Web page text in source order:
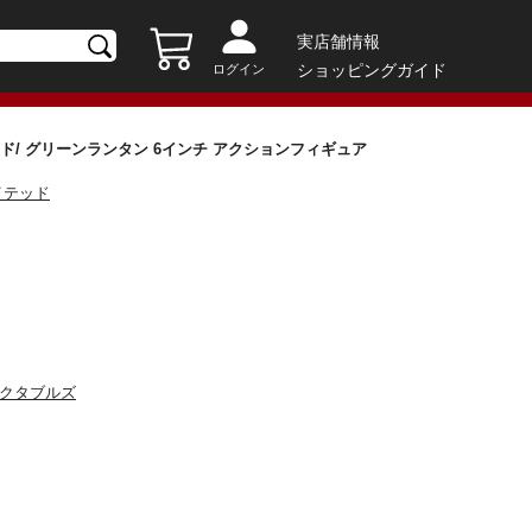
ログイン
実店舗情報
ショッピングガイド
ド/ グリーンランタン 6インチ アクションフィギュア
ッド
タブルズ